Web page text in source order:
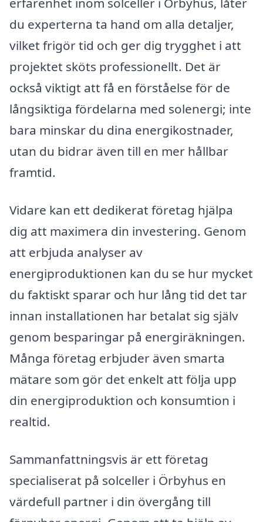
du experterna ta hand om alla detaljer,
vilket frigör tid och ger dig trygghet i att
projektet sköts professionellt. Det är
också viktigt att få en förståelse för de
långsiktiga fördelarna med solenergi; inte
bara minskar du dina energikostnader,
utan du bidrar även till en mer hållbar
framtid.
Vidare kan ett dedikerat företag hjälpa
dig att maximera din investering. Genom
att erbjuda analyser av
energiproduktionen kan du se hur mycket
du faktiskt sparar och hur lång tid det tar
innan installationen har betalat sig själv
genom besparingar på energiräkningen.
Många företag erbjuder även smarta
mätare som gör det enkelt att följa upp
din energiproduktion och konsumtion i
realtid.
Sammanfattningsvis är ett företag
specialiserat på solceller i Örbyhus en
värdefull partner i din övergång till